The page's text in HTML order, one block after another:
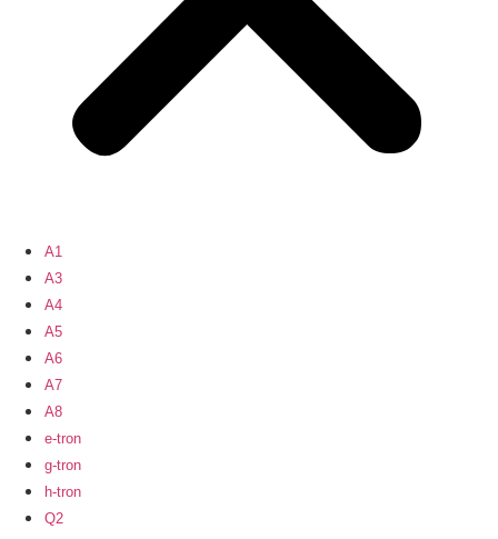
A1
A3
A4
A5
A6
A7
A8
e-tron
g-tron
h-tron
Q2